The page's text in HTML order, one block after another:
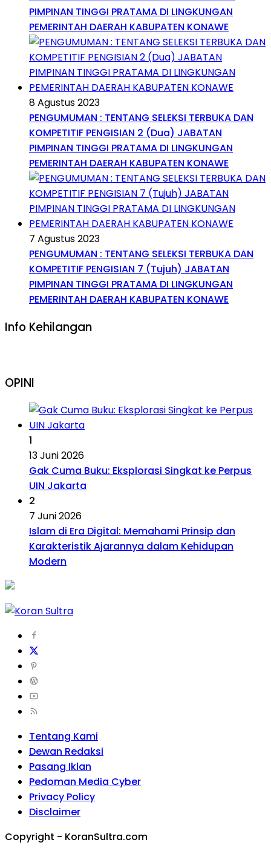
PIMPINAN TINGGI PRATAMA DI LINGKUNGAN
PEMERINTAH DAERAH KABUPATEN KONAWE
8 Agustus 2023
PENGUMUMAN : TENTANG SELEKSI TERBUKA DAN
KOMPETITIF PENGISIAN 2 (Dua) JABATAN
PIMPINAN TINGGI PRATAMA DI LINGKUNGAN
PEMERINTAH DAERAH KABUPATEN KONAWE
7 Agustus 2023
PENGUMUMAN : TENTANG SELEKSI TERBUKA DAN
KOMPETITIF PENGISIAN 7 (Tujuh) JABATAN
PIMPINAN TINGGI PRATAMA DI LINGKUNGAN
PEMERINTAH DAERAH KABUPATEN KONAWE
Info Kehilangan
OPINI
1
13 Juni 2026
Gak Cuma Buku: Eksplorasi Singkat ke Perpus
UIN Jakarta
2
7 Juni 2026
Islam di Era Digital: Memahami Prinsip dan
Karakteristik Ajarannya dalam Kehidupan
Modern
Tentang Kami
Dewan Redaksi
Pasang Iklan
Pedoman Media Cyber
Privacy Policy
Disclaimer
Copyright - KoranSultra.com